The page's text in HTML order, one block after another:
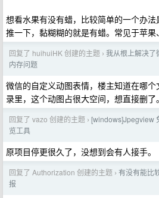
想看水果有没有蜡，比较简单的一个办
推一下，黏糊糊的就是有蜡。常见于苹果
回复了 huihuiHK 创建的主题 › 我从根上解决了
内存问题
微信的自定义动图表情，楼主知道在哪
录里，这个动图占很大空间，想直接删了。
回复了 vazo 创建的主题 › [windows]Jpegview
览工具
原项目停更很久了，没想到会有人接手。
回复了 Authorization 创建的主题 › 有没有能比
报